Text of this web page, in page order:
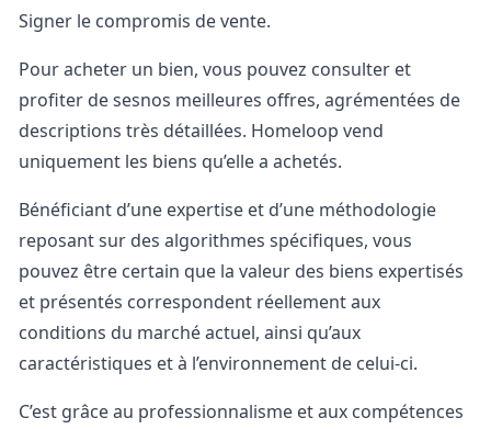
Signer le compromis de vente.
Pour acheter un bien, vous pouvez consulter et
profiter de sesnos meilleures offres, agrémentées de
descriptions très détaillées. Homeloop vend
uniquement les biens qu’elle a achetés.
Bénéficiant d’une expertise et d’une méthodologie
reposant sur des algorithmes spécifiques, vous
pouvez être certain que la valeur des biens expertisés
et présentés correspondent réellement aux
conditions du marché actuel, ainsi qu’aux
caractéristiques et à l’environnement de celui-ci.
C’est grâce au professionnalisme et aux compétences